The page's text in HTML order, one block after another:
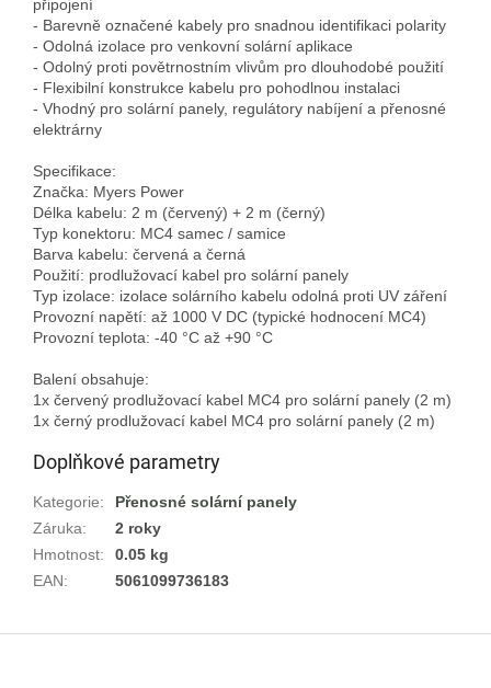
připojení
- Barevně označené kabely pro snadnou identifikaci polarity
- Odolná izolace pro venkovní solární aplikace
- Odolný proti povětrnostním vlivům pro dlouhodobé použití
- Flexibilní konstrukce kabelu pro pohodlnou instalaci
- Vhodný pro solární panely, regulátory nabíjení a přenosné
elektrárny
Specifikace:
Značka: Myers Power
Délka kabelu: 2 m (červený) + 2 m (černý)
Typ konektoru: MC4 samec / samice
Barva kabelu: červená a černá
Použití: prodlužovací kabel pro solární panely
Typ izolace: izolace solárního kabelu odolná proti UV záření
Provozní napětí: až 1000 V DC (typické hodnocení MC4)
Provozní teplota: -40 °C až +90 °C
Balení obsahuje:
1x červený prodlužovací kabel MC4 pro solární panely (2 m)
Doplňkové parametry
Kategorie:
Přenosné solární panely
Záruka:
2 roky
Hmotnost:
0.05 kg
EAN: 5061099736183